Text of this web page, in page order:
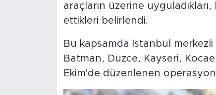
araçların üzerine
ettikleri belirlendi.
Bu kapsamda İstanbul
Batman, Düzce, Kayseri,
Ekim'de düzenlenen